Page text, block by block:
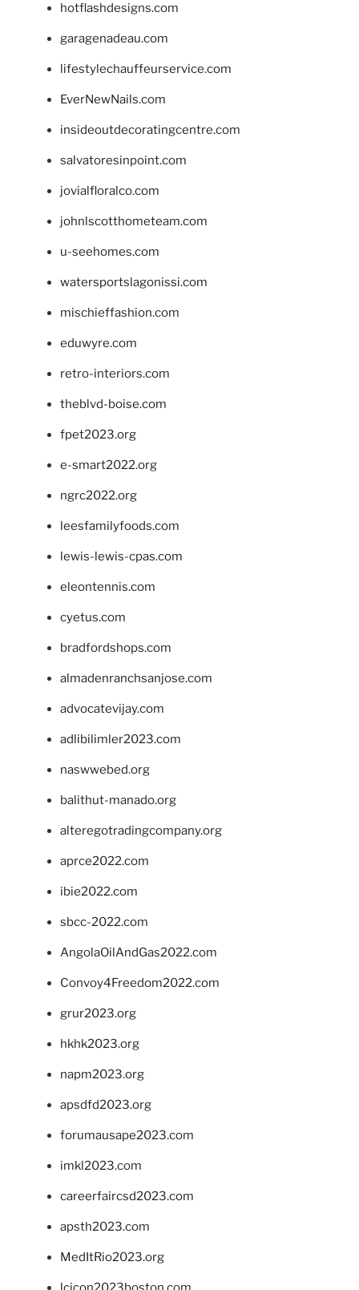
hotflashdesigns.com
garagenadeau.com
lifestylechauffeurservice.com
EverNewNails.com
insideoutdecoratingcentre.com
salvatoresinpoint.com
jovialfloralco.com
johnlscotthometeam.com
u-seehomes.com
watersportslagonissi.com
mischieffashion.com
eduwyre.com
retro-interiors.com
theblvd-boise.com
fpet2023.org
e-smart2022.org
ngrc2022.org
leesfamilyfoods.com
lewis-lewis-cpas.com
eleontennis.com
cyetus.com
bradfordshops.com
almadenranchsanjose.com
advocatevijay.com
adlibilimler2023.com
naswwebed.org
balithut-manado.org
alteregotradingcompany.org
aprce2022.com
ibie2022.com
sbcc-2022.com
AngolaOilAndGas2022.com
Convoy4Freedom2022.com
grur2023.org
hkhk2023.org
napm2023.org
apsdfd2023.org
forumausape2023.com
imkl2023.com
careerfaircsd2023.com
apsth2023.com
MedItRio2023.org